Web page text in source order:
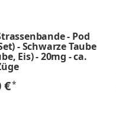
- Pod
- Schwarze Taube
Eis) - 20mg - ca.
€*